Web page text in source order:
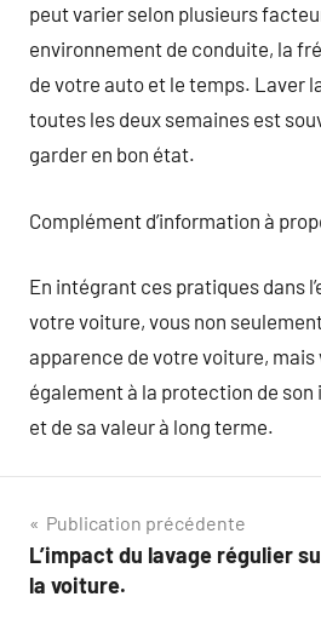
peut varier selon plusieurs
environnement de conduite, la
de votre auto et le temps. Laver
toutes les deux semaines est
garder en bon état.
Complément d’information à
En intégrant ces pratiques dans
votre voiture, vous non
apparence de votre voiture,
également à la protection de
et de sa valeur à long terme.
Navigation
de
Publication précédente
L’impact du lavage régulier
la voiture.